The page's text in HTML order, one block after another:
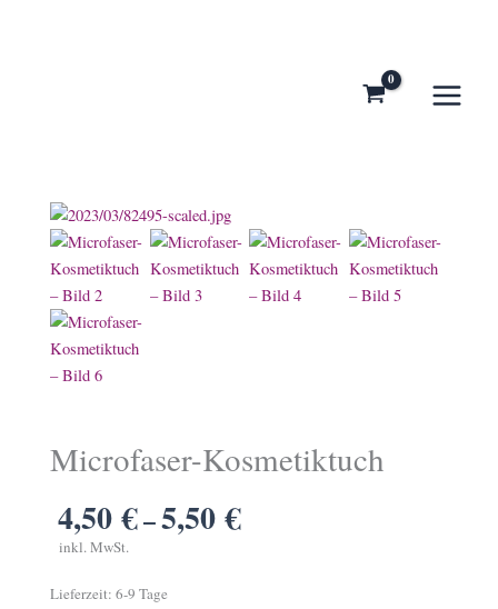
Microfaser-Kosmetiktuch
4,50€–5,50€
inkl. MwSt.
Lieferzeit: 6-9 Tage